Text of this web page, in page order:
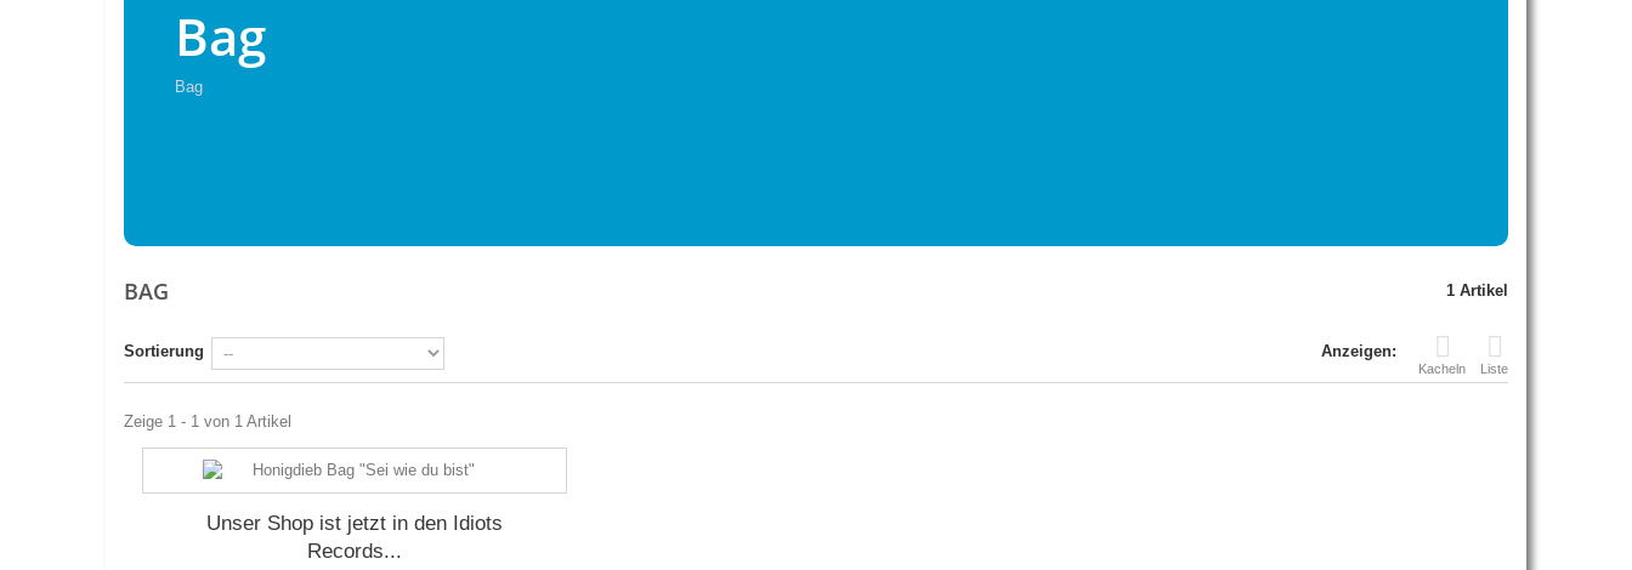
Bag
Bag
BAG 1 Artikel
Anzeigen:
Kacheln Liste
Sortierung
Zeige 1 - 1 von 1 Artikel
Unser Shop ist jetzt in den Idiots
Records...